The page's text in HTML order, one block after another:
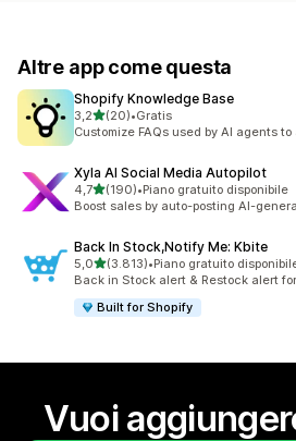
Altre app come questa
Shopify Knowledge Base
3,2stelle su 5
(20)
20 recensioni totali
•Gratis
Customize FAQs used by AI agents
Xyla AI Social Media Autopilot
4,7stelle su 5
(190)
190 recensioni totali
•Piano gratuito disponibile
Boost sales by auto-posting AI-
Back In Stock,Notify Me: Kbite
5,0stelle su 5
(3.813)
3813 recensioni totali
•Piano gratuito
Back in Stock alert & Restock alert
Built for Shopify
Vuoi